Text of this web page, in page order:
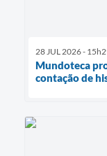
28 JUL 2026 -
Mundoteca
contação de